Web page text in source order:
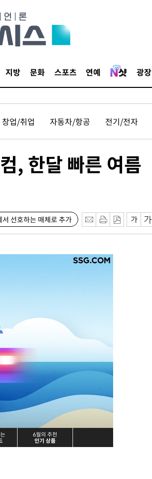
지방 문화 스포츠 연예 광장
창업/취업 자동차/항공 전기/전자
, 한달 빠른 여름
서 선호하는 매체로 추가